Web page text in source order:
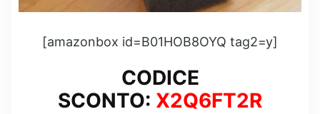
[amazonbox id=B01HOB8OYQ tag2=y]
CODICE
SCONTO: X2Q6FT2R